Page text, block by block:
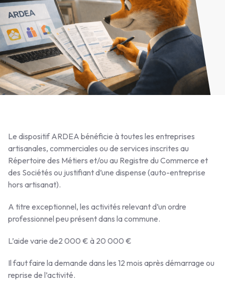
Le dispositif ARDEA bénéficie à toutes les entreprises
artisanales, commerciales ou de services inscrites au
Répertoire des Métiers et/ou au Registre du Commerce et
des Sociétés ou justifiant d’une dispense (auto-entreprise
hors artisanat).
A titre exceptionnel, les activités relevant d’un ordre
professionnel peu présent dans la commune.
L’aide varie de2 000 € à 20 000 €
Il faut faire la demande dans les 12 mois après démarrage ou
reprise de l’activité.